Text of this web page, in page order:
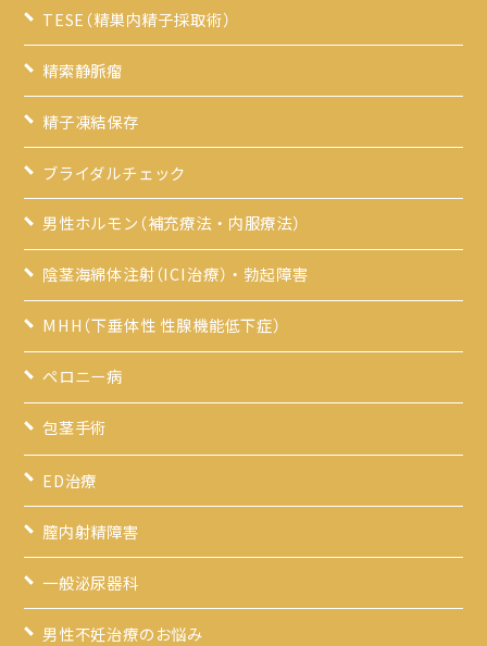
TESE（精巣内精子採取術）
精索静脈瘤
精子凍結保存
ブライダルチェック
男性ホルモン（補充療法・内服療法）
陰茎海綿体注射（ICI治療）・勃起障害
MHH（下垂体性 性腺機能低下症）
ペロニー病
包茎手術
ED治療
膣内射精障害
一般泌尿器科
男性不妊治療のお悩み